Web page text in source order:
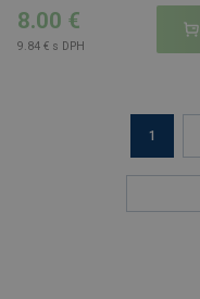
8.00 €
9.84 € s DPH
1